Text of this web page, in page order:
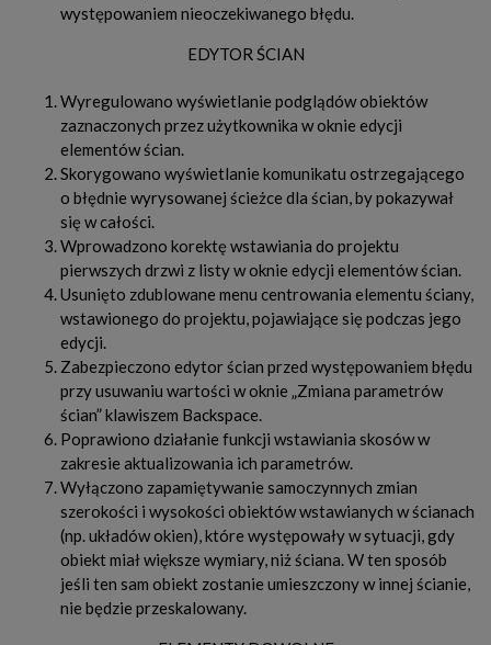
występowaniem nieoczekiwanego błędu.
EDYTOR ŚCIAN
Wyregulowano wyświetlanie podglądów obiektów
zaznaczonych przez użytkownika w oknie edycji
elementów ścian.
Skorygowano wyświetlanie komunikatu ostrzegającego
o błędnie wyrysowanej ścieżce dla ścian, by pokazywał
się w całości.
Wprowadzono korektę wstawiania do projektu
pierwszych drzwi z listy w oknie edycji elementów ścian.
Usunięto zdublowane menu centrowania elementu ściany,
wstawionego do projektu, pojawiające się podczas jego
edycji.
Zabezpieczono edytor ścian przed występowaniem błędu
przy usuwaniu wartości w oknie „Zmiana parametrów
ścian” klawiszem Backspace.
Poprawiono działanie funkcji wstawiania skosów w
zakresie aktualizowania ich parametrów.
Wyłączono zapamiętywanie samoczynnych zmian
szerokości i wysokości obiektów wstawianych w ścianach
(np. układów okien), które występowały w sytuacji, gdy
obiekt miał większe wymiary, niż ściana. W ten sposób
jeśli ten sam obiekt zostanie umieszczony w innej ścianie,
nie będzie przeskalowany.